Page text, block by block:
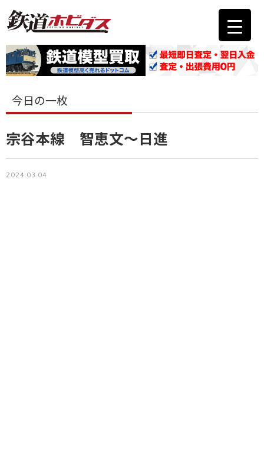
今日の一枚
宗谷本線 智恵文〜日進
2024.03.04